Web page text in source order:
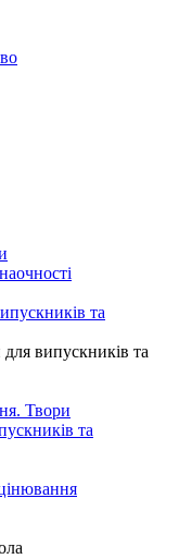
та
випускників та
Твори
та